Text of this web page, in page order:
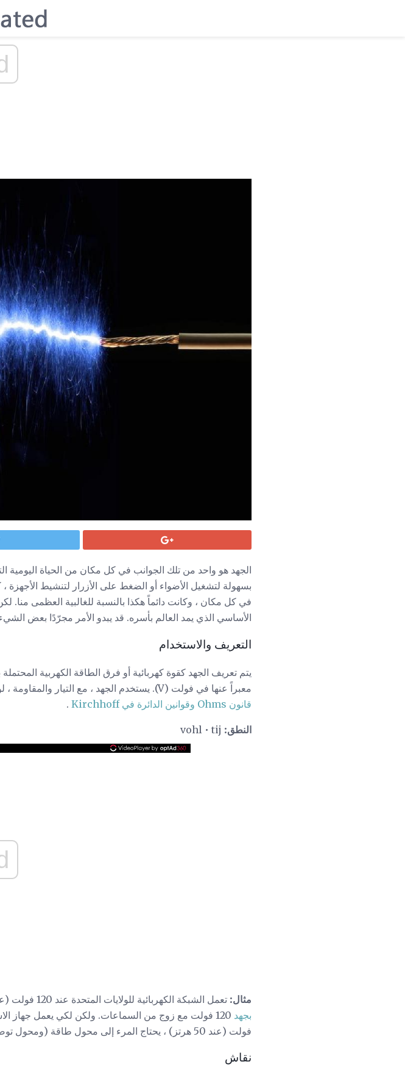
الجهد هو واحد من تلك الجوانب في كل مكان من الحياة اليومية
بسهولة لتشغيل الأضواء أو الضغط على الأزرار لتنشيط الأجهزة
في كل مكان ، وكانت دائماً هكذا بالنسبة للغالبية العظمى
الأساسي الذي يمد العالم بأسره. قد يبدو الأمر مجرّدًا بعض الشيء
التعريف والاستخدام
يتم تعريف الجهد كقوة كهربائية أو فرق الطاقة الكهربية
معبراً عنها في فولت (V). يستخدم الجهد ، مع التيار والمقاومة ، لوصف سلوك الإلكترونات. تتم ملاحظة العلاقات من خلال تطبيق
قانون Ohms وقوانين الدائرة في Kirchhoff
.
النطق:
مثال: تعمل الشبكة الكهربائية للولايات المتحدة عند 120 فولت (عند 60 هرتز) ، وهو ما يعني أنه يمكن استخدام
بجهد
فولت (عند 50 هرتز) ، يحتاج المرء إلى محول طاقة (ومحول توصيل) نظرًا لأنه يختلف من دولة إلى أخرى.
نقاش